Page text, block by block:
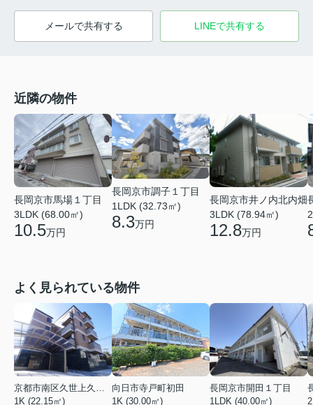
メールで共有する LINEで共有する
近隣の物件
長岡京市馬場１丁目
3LDK (68.00㎡)
10.5万円
長岡京市調子１丁目
1LDK (32.73㎡)
8.3万円
長岡京市井ノ内北内畑
3LDK (78.94㎡)
12.8万円
よく見られている物件
1K (22.15㎡)
向日市寺戸町初田
1K (30.00㎡)
長岡京市開田１丁目
1LDK (40.00㎡)